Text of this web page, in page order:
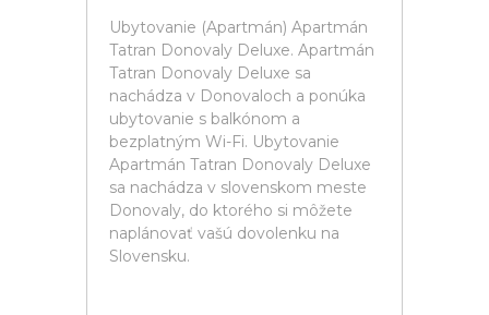
Ubytovanie (Apartmán) Apartmán
Tatran Donovaly Deluxe. Apartmán
Tatran Donovaly Deluxe sa
nachádza v Donovaloch a ponúka
ubytovanie s balkónom a
bezplatným Wi-Fi. Ubytovanie
Apartmán Tatran Donovaly Deluxe
sa nachádza v slovenskom meste
Donovaly, do ktorého si môžete
naplánovať vašú dovolenku na
Slovensku.